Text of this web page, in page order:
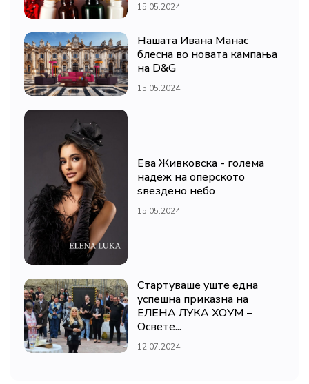
15.05.2024
Нашата Ивана Манас
блесна во новата кампања
на D&G
15.05.2024
Ева Живковска - голема
надеж на оперското
ѕвездено небо
15.05.2024
Стартуваше уште една
успешна приказна на
ЕЛЕНА ЛУКА ХОУМ –
Освете...
12.07.2024